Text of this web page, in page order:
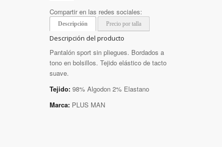
Compartir en las redes sociales:
Descripción Precio por talla
Descripción del producto
Pantalón sport sin pliegues. Bordados a
tono en bolsillos. Tejido elástico de tacto
suave.
Tejido: 98% Algodon 2% Elastano
Marca: PLUS MAN